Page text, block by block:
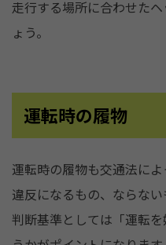
走行する場所に合わせた
ょう。
運転時の履物
運転時の履物も交通法に
違反になるもの、ならない
判断基準としては「運転